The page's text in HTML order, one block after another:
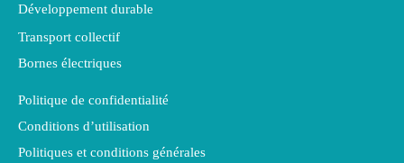
Développement durable
Transport collectif
Bornes électriques
Politique de confidentialité
Conditions d’utilisation
Politiques et conditions générales